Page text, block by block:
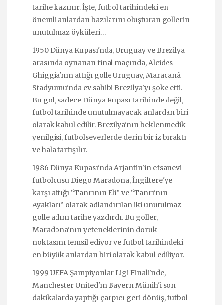
tarihe kazınır. İşte, futbol tarihindeki en
önemli anlardan bazılarını oluşturan gollerin
unutulmaz öyküleri…
1950 Dünya Kupası'nda, Uruguay ve Brezilya
arasında oynanan final maçında, Alcides
Ghiggia'nın attığı golle Uruguay, Maracanã
Stadyumu'nda ev sahibi Brezilya'yı şoke etti.
Bu gol, sadece Dünya Kupası tarihinde değil,
futbol tarihinde unutulmayacak anlardan biri
olarak kabul edilir. Brezilya'nın beklenmedik
yenilgisi, futbolseverlerde derin bir iz bıraktı
ve hala tartışılır.
1986 Dünya Kupası'nda Arjantin'in efsanevi
futbolcusu Diego Maradona, İngiltere'ye
karşı attığı “Tanrının Eli” ve “Tanrı'nın
Ayakları” olarak adlandırılan iki unutulmaz
golle adını tarihe yazdırdı. Bu goller,
Maradona'nın yeteneklerinin doruk
noktasını temsil ediyor ve futbol tarihindeki
en büyük anlardan biri olarak kabul ediliyor.
1999 UEFA Şampiyonlar Ligi Finali'nde,
Manchester United'ın Bayern Münih'i son
dakikalarda yaptığı çarpıcı geri dönüş, futbol